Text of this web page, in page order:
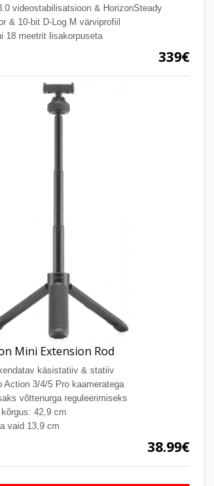
videostabilisatsioon & HorizonSteady
& 10-bit D-Log M värviprofiil
18 meetrit lisakorpuseta
339€
Mini Extension Rod
käsistatiiv & statiiv
Action 3/4/5 Pro kaameratega
võttenurga reguleerimiseks
42,9 cm
vaid 13,9 cm
38.99€